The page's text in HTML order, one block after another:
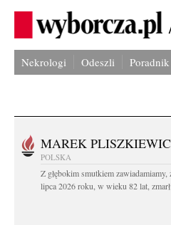
Nekrologi Odeszli
MAREK
POLSKA
Z głębokim smutkiem zawiadamiamy,
lipca 2026 roku, w wieku 82 lat,